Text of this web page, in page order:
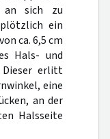
an sich zu
ein
ca. 6,5 cm
Hals- und
Dieser erlitt
eine
an der
Halsseite